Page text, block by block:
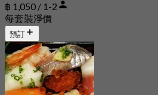
฿ 1,050 / 1-2
每套裝淨價
預訂